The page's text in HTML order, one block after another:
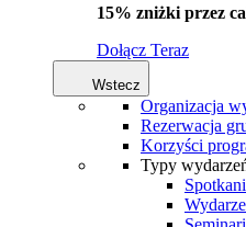
15% zniżki przez
Dołącz Teraz
Wstecz
Organizacja
Rezerwacja
Korzyści
Typy